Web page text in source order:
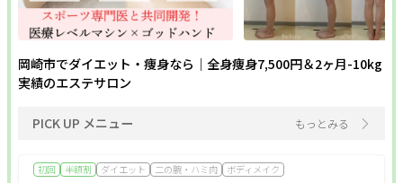
岡崎市でダイエット・痩身なら｜全身痩身7,500円＆2ヶ月-10kg
実績のエステサロン
PICK UP メニュー もっとみる
初回 半額割 ダイエット 二の腕・ハミ肉 ボディメイク